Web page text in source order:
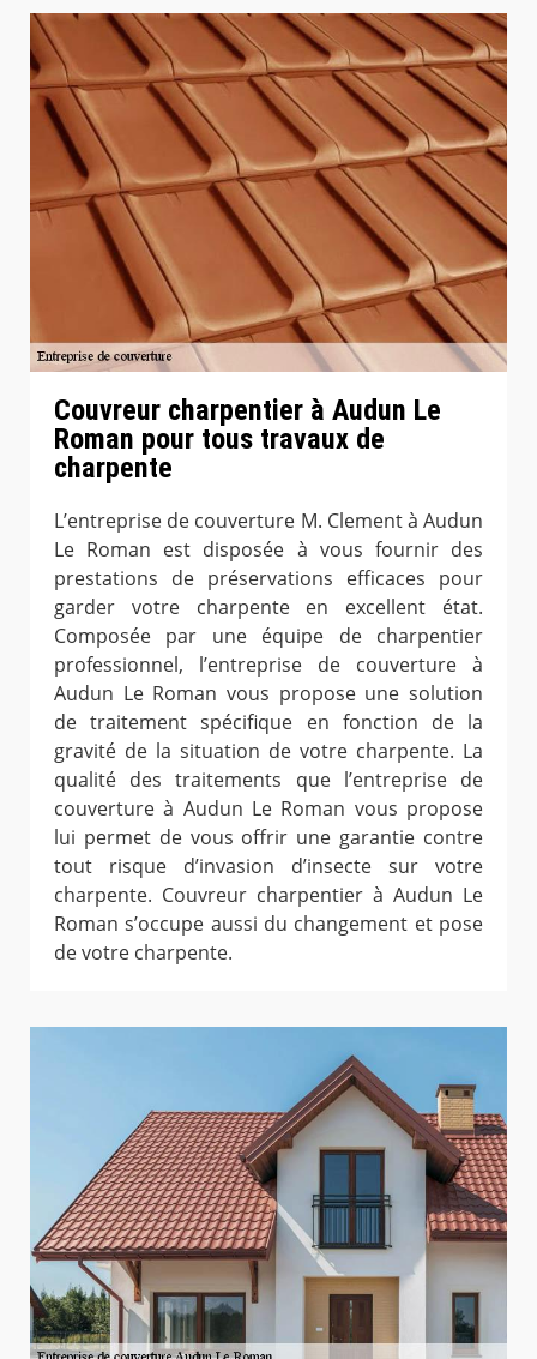
Couvreur charpentier à Audun Le
Roman pour tous travaux de
charpente
L’entreprise de couverture M. Clement à Audun
Le Roman est disposée à vous fournir des
prestations de préservations efficaces pour
garder votre charpente en excellent état.
Composée par une équipe de charpentier
professionnel, l’entreprise de couverture à
Audun Le Roman vous propose une solution
de traitement spécifique en fonction de la
gravité de la situation de votre charpente. La
qualité des traitements que l’entreprise de
couverture à Audun Le Roman vous propose
lui permet de vous offrir une garantie contre
tout risque d’invasion d’insecte sur votre
charpente. Couvreur charpentier à Audun Le
Roman s’occupe aussi du changement et pose
de votre charpente.